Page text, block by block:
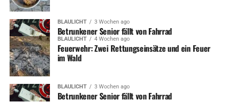
BLAULICHT 3 Wochen ago
Betrunkener Senior fällt von Fahrrad
BLAULICHT 4 Wochen ago
Feuerwehr: Zwei Rettungseinsätze und ein Feuer
im Wald
BLAULICHT 3 Wochen ago
Betrunkener Senior fällt von Fahrrad